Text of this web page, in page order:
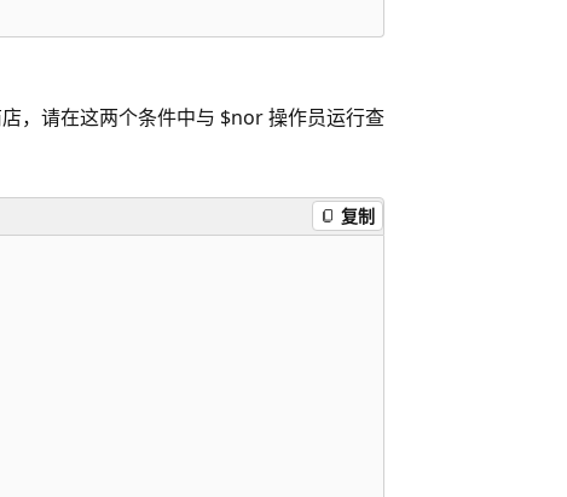
，请在这两个条件中与 $nor 操作员运行查
复制